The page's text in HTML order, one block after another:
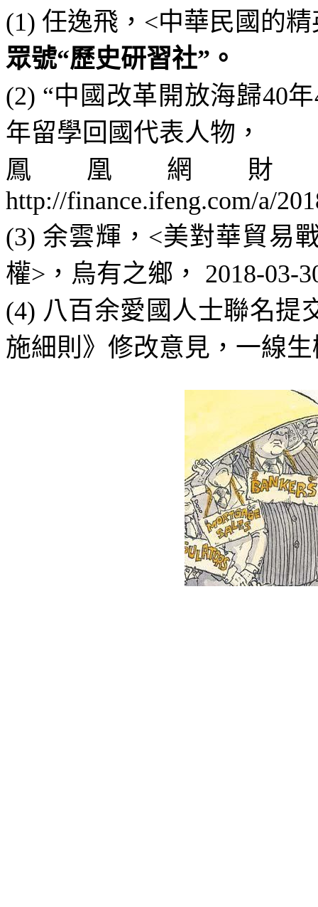
(1) 任逸飛 ， <中華民國的
眾號“歷史研習社” 。
(2) “中國改革開放海歸40年
年留學回國代表人物 ，
鳳凰網
http://finance.ifeng.com/a/
(3) 余雲輝 ， <美對華貿易
權> ， 烏有之鄉 ， 2018-03-
(4) 八百余愛國人士聯名提
施細則》修改意見 ， 一線